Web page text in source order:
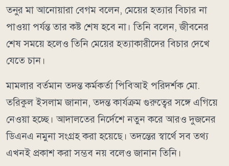
তনুর মা আনোয়ারা বেগম বলেন, মেয়ের হত্যার বিচার না
পাওয়া পর্যন্ত তার কষ্ট শেষ হবে না। তিনি বলেন, জীবনের
শেষ সময়ে হলেও তিনি মেয়ের হত্যাকারীদের বিচার দেখে
যেতে চান।
মামলার বর্তমান তদন্ত কর্মকর্তা পিবিআই পরিদর্শক মো.
তরিকুল ইসলাম জানান, তদন্ত কার্যক্রম গুরুত্বের সঙ্গে এগিয়ে
নেওয়া হচ্ছে। আদালতের নির্দেশে নতুন করে আরও দুজনের
ডিএনএ নমুনা সংগ্রহ করা হয়েছে। তদন্তের স্বার্থে সব তথ্য
এখনই প্রকাশ করা সম্ভব নয় বলেও জানান তিনি।